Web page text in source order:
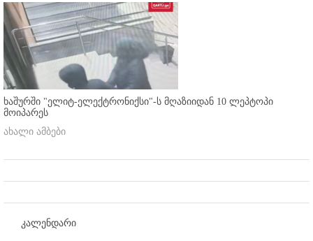
ხაშურში "ელიტ-ელექტრონიქსი"-ს მღაზიიდან 10 ლეპტოპი
მოიპარეს
ახალი ამბები
კალენდარი